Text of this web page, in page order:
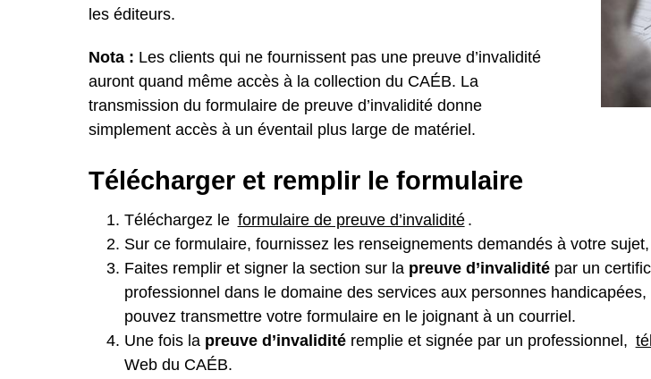
les éditeurs.
Nota : Les clients qui ne fournissent pas une preuve d’invalidité
auront quand même accès à la collection du CAÉB. La
transmission du formulaire de preuve d’invalidité donne
simplement accès à un éventail plus large de matériel.
Télécharger et remplir le formulaire
Téléchargez le formulaire de preuve d’invalidité .
Sur ce formulaire, fournissez les renseignements demandés à votre
Faites remplir et signer la section sur la preuve d’invalidité par un
professionnel dans le domaine des services aux personnes
pouvez transmettre votre formulaire en le joignant à un courriel.
Une fois la preuve d’invalidité remplie et signée par un professionnel,
Web du CAÉB.